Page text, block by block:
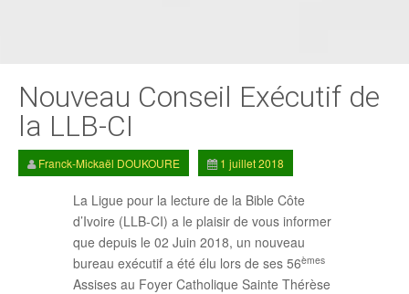
Nouveau Conseil Exécutif de
la LLB-CI
Franck-Mickaël DOUKOURE 1 juillet 2018
La Ligue pour la lecture de la Bible Côte
d’Ivoire (LLB-CI) a le plaisir de vous informer
que depuis le 02 Juin 2018, un nouveau
bureau exécutif a été élu lors de ses 56èmes
Assises au Foyer Catholique Sainte Thérèse